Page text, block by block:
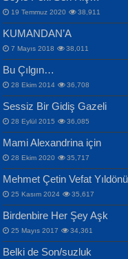
İPEK ACAR SERT
Gazze’nin Şecaati,
MAHMUT GÜRBÜZ
İbrahim Olmak ve
Selahattin Yıldız
İdrakimle Üşürken...
Songül Özel
Mahzen...
ERDEM BAYAZIT
Sana, Bana,
İnsanlarına Dair...
NAZIM HİKMET RAN
Bir Cezaevinde,
Mektupları...
19 Temmuz 2020 38,911
KUMANDAN’A
7 Mayıs 2018 38,011
Bu Çılgın…
28 Ekim 2014 36,708
Sessiz Bir Gidiş Gazeli
28 Eylül 2015 36,085
Mami Alexandrina için
28 Ekim 2020 35,717
Mehmet Çetin Vefat
25 Kasım 2024 35,617
Birdenbire Her Şey Aşk
25 Mayıs 2017 34,361
Belki de Son/suzluk